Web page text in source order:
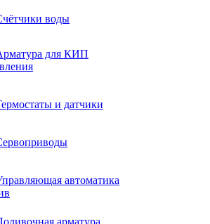
воды
для КИП
и датчики
автоматика
арматура